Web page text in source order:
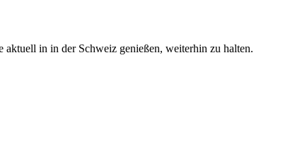
in in der Schweiz genießen, weiterhin zu halten.